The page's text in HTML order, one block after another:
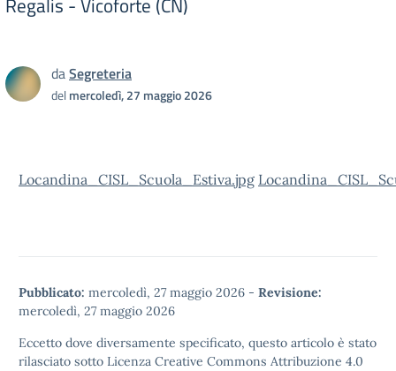
daSegreteria
delmercoledì, 27 maggio 2026
Locandina_CISL_Scuola_Estiva.jpg
Pubblicato: mercoledì, 27 maggio 2026 - Revisione:
mercoledì, 27 maggio 2026
Eccetto dove diversamente specificato, questo articolo è stato
rilasciato sotto Licenza Creative Commons Attribuzione 4.0